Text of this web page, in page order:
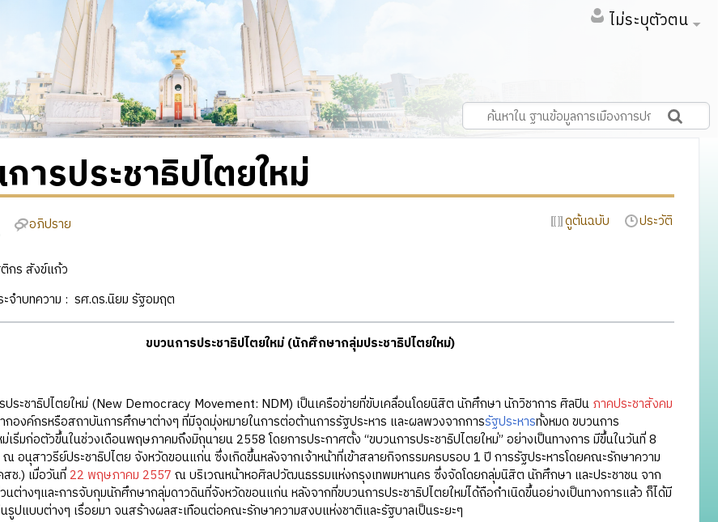
ไม่ระบุตัวตน
ารประชาธิปไตยใหม่
อภิปราย ดูต้นฉบับ ประวัติ
กร สังข์แก้ว
ำบทความ : รศ.ดร.นิยม รัฐอมฤต
ขบวนการประชาธิปไตยใหม่ (นักศึกษากลุ่มประชาธิปไตยใหม่)
ชาธิปไตยใหม่ (New Democracy Movement: NDM) เป็นเครือข่ายที่ขับเคลื่อนโดยนิสิต นักศึกษา นักวิชาการ ศิลปิน ภาคประชาสังคม
กองค์กรหรือสถาบันการศึกษาต่างๆ ที่มีจุดมุ่งหมายในการต่อต้านการรัฐประหาร และผลพวงจากการรัฐประหารทั้งหมด ขบวนการ
เริ่มก่อตัวขึ้นในช่วงเดือนพฤษภาคมถึงมิถุนายน 2558 โดยการประกาศตั้ง “ขบวนการประชาธิปไตยใหม่” อย่างเป็นทางการ มีขึ้นในวันที่ 8
อนุสาวรีย์ประชาธิปไตย จังหวัดขอนแก่น ซึ่งเกิดขึ้นหลังจากเจ้าหน้าที่เข้าสลายกิจกรรมครบรอบ 1 ปี การรัฐประหารโดยคณะรักษาความ
ช.) เมื่อวันที่ 22 พฤษภาคม 2557 ณ บริเวณหน้าหอศิลปวัฒนธรรมแห่งกรุงเทพมหานคร ซึ่งจัดโดยกลุ่มนิสิต นักศึกษา และประชาชน จาก
นต่างๆและการจับกุมนักศึกษากลุ่มดาวดินที่จังหวัดขอนแก่น หลังจากที่ขบวนการประชาธิปไตยใหม่ได้ถือกำเนิดขึ้นอย่างเป็นทางการแล้ว ก็ได้มี
นรูปแบบต่างๆ เรื่อยมา จนสร้างผลสะเทือนต่อคณะรักษาความสงบแห่งชาติและรัฐบาลเป็นระยะๆ